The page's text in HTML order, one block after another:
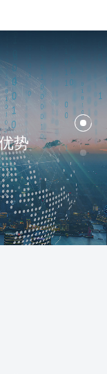
势